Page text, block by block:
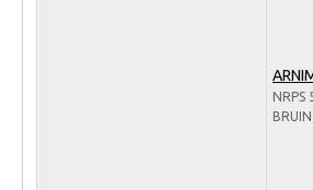
Verrichtingsonderzoek 2020-2021
BRUIN